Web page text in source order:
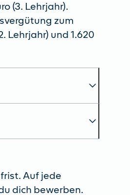
(3. Lehrjahr).
zum
Lehrjahr) und 1.620
Auf jede
dich bewerben.